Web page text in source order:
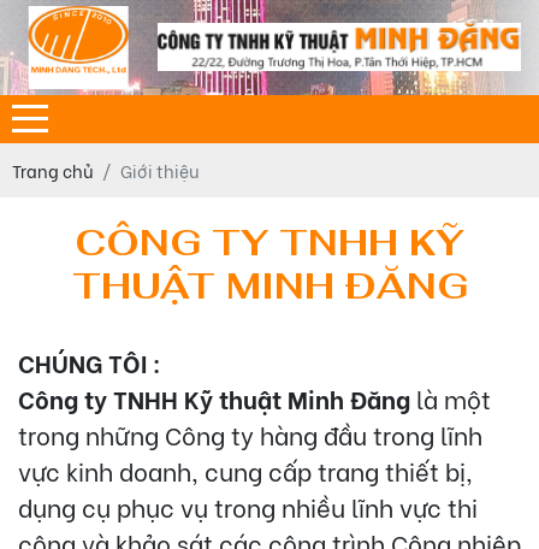
Trang chủ Giới thiệu
CÔNG TY TNHH KỸ
THUẬT MINH ĐĂNG
CHÚNG TÔI :
Công ty TNHH Kỹ thuật Minh Đăng là một
trong những Công ty hàng đầu trong lĩnh
vực kinh doanh, cung cấp trang thiết bị,
dụng cụ phục vụ trong nhiều lĩnh vực thi
công và khảo sát các công trình Công nhiệp